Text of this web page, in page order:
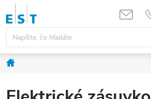
Prejsť
obsah
Domov